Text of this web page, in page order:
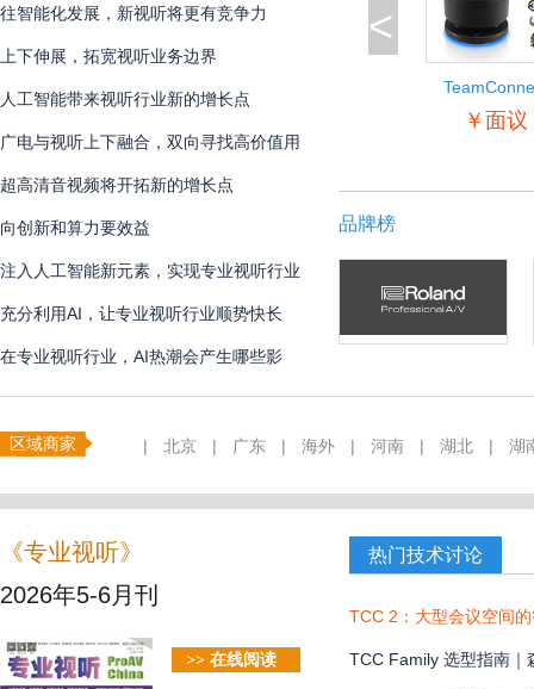
往智能化发展，新视听将更有竞争力
上下伸展，拓宽视听业务边界
人工智能带来视听行业新的增长点
广电与视听上下融合，双向寻找高价值用
户
超高清音视频将开拓新的增长点
向创新和算力要效益
注入人工智能新元素，实现专业视听行业
创新
充分利用AI，让专业视听行业顺势快长
在专业视听行业，AI热潮会产生哪些影
响？
<
￥面议
品牌榜
区域商家 | 北京 | 广东 | 海外 | 河南 | 湖北 | 湖
《专业视听》
2026年5-6月刊
>> 在线阅读
热门技术讨论
TCC 2：大型会议空间
TCC Family 选型指南｜